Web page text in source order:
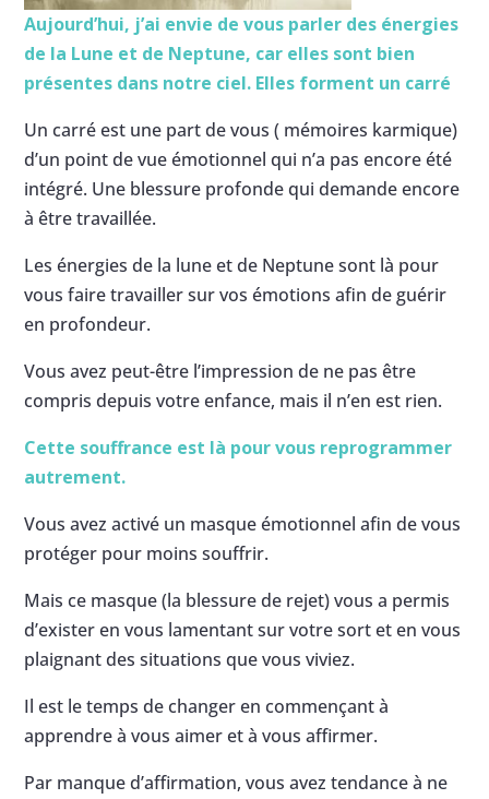
Aujourd’hui, j’ai envie de vous parler des énergies
de la Lune et de Neptune, car elles sont bien
présentes dans notre ciel. Elles forment un carré
Un carré est une part de vous ( mémoires karmique)
d’un point de vue émotionnel qui n’a pas encore été
intégré. Une blessure profonde qui demande encore
à être travaillée.
Les énergies de la lune et de Neptune sont là pour
vous faire travailler sur vos émotions afin de guérir
en profondeur.
Vous avez peut-être l’impression de ne pas être
compris depuis votre enfance, mais il n’en est rien.
Cette souffrance est là pour vous reprogrammer
autrement.
Vous avez activé un masque émotionnel afin de vous
protéger pour moins souffrir.
Mais ce masque (la blessure de rejet) vous a permis
d’exister en vous lamentant sur votre sort et en vous
plaignant des situations que vous viviez.
Il est le temps de changer en commençant à
apprendre à vous aimer et à vous affirmer.
Par manque d’affirmation, vous avez tendance à ne